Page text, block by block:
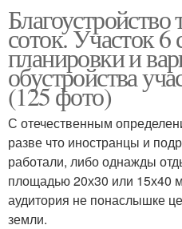
соток. Участок
планировки и
обустройства
(125 фото)
С отечественным
разве что иностранцы и
работали, либо однажды
площадью 20х30 или 15х40
аудитория не понаслышке
земли.